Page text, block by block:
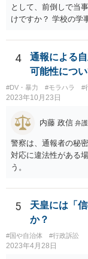
として、前倒しで当
けですか？ 学校の学
でしょう。 両者をそ
自体は各学校によっ
離脱日も、学校によ
題はないでしょう。
なる出来事が起こっ
く、証明書としては
自然でしょう。 ただ
が、全課程を修了し
点では、そのこと自
自体の無効かどうか
う。 問題は、証書そ
て学籍を剥奪された
証書自体の議論とは
4
通報による
可能性につ
#DV・暴力 #モラハラ #
2023年10月23日
内藤 政信 弁
警察は、通報者の秘
対応に違法性がある
う。
5
天皇には「
か？
#国や自治体 #行政訴訟
2023年4月28日